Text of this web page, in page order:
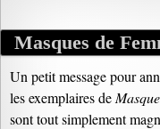
Masques de
Un petit message pour
les exemplaires de
sont tout simplement